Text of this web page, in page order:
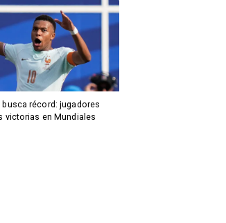
busca récord: jugadores
victorias en Mundiales